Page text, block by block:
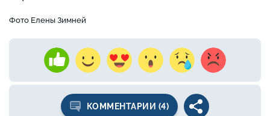
Фото Елены Зимней
КОММЕНТАРИИ (4)